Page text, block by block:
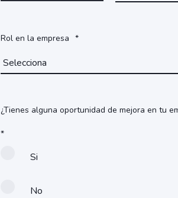
Rol en la empresa *
¿Tienes alguna oportunidad de mejora en tu
*
Si
No